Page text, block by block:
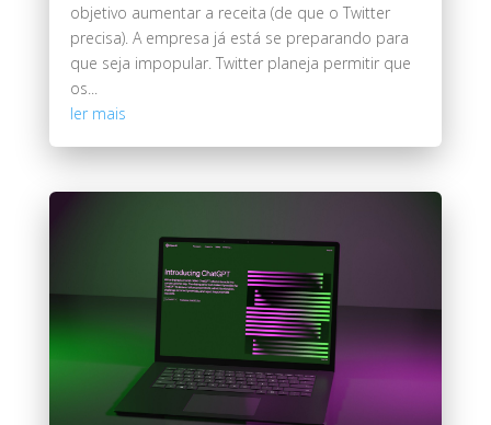
objetivo aumentar a receita (de que o Twitter
precisa). A empresa já está se preparando para
que seja impopular. Twitter planeja permitir que
os...
ler mais